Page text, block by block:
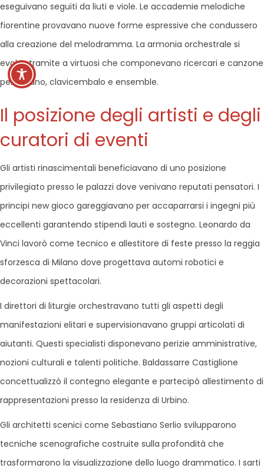
eseguivano seguiti da liuti e viole. Le accademie melodiche
fiorentine provavano nuove forme espressive che condussero
alla creazione del melodramma. La armonia orchestrale si
evolse tramite a virtuosi che componevano ricercari e canzone
per organo, clavicembalo e ensemble.
Il posizione degli artisti e degli
curatori di eventi
Gli artisti rinascimentali beneficiavano di uno posizione
privilegiato presso le palazzi dove venivano reputati pensatori. I
principi new gioco gareggiavano per accaparrarsi i ingegni più
eccellenti garantendo stipendi lauti e sostegno. Leonardo da
Vinci lavorò come tecnico e allestitore di feste presso la reggia
sforzesca di Milano dove progettava automi robotici e
decorazioni spettacolari.
I direttori di liturgie orchestravano tutti gli aspetti degli
manifestazioni elitari e supervisionavano gruppi articolati di
aiutanti. Questi specialisti disponevano perizie amministrative,
nozioni culturali e talenti politiche. Baldassarre Castiglione
concettualizzò il contegno elegante e partecipò allestimento di
rappresentazioni presso la residenza di Urbino.
Gli architetti scenici come Sebastiano Serlio svilupparono
tecniche scenografiche costruite sulla profondità che
trasformarono la visualizzazione dello luogo drammatico. I sarti